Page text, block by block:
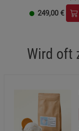
249,00 €
Wird oft